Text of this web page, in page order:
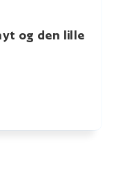
og den lille